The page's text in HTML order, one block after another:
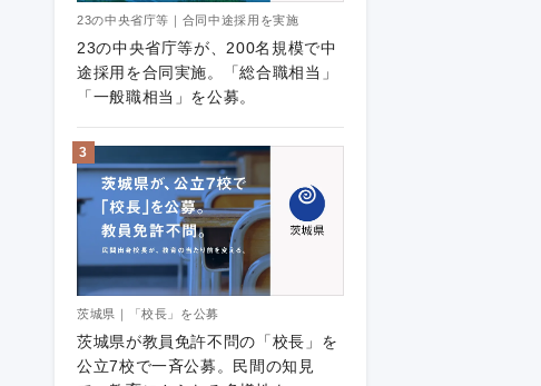
23の中央省庁等｜合同中途採用を実施
23の中央省庁等が、200名規模で中
途採用を合同実施。「総合職相当」
「一般職相当」を公募。
3
茨城県｜「校長」を公募
茨城県が教員免許不問の「校長」を
公立7校で一斉公募。民間の知見